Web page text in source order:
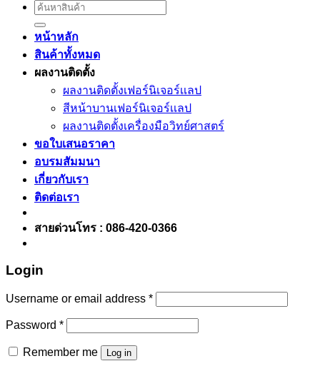
Search
for:
หน้าหลัก
สินค้าทั้งหมด
ผลงานติดตั้ง
ผลงานติดตั้งเฟอร์นิเจอร์เเลป
สีหน้าบานเฟอร์นิเจอร์เเลป
ผลงานติดตั้งเครื่องมือวิทย์ศาสตร์
ขอใบเสนอราคา
อบรมสัมมนา
เกี่ยวกับเรา
ติดต่อเรา
สายด่วนโทร : 086-420-0366
Login
Username or email address *
Password *
Remember me Log in